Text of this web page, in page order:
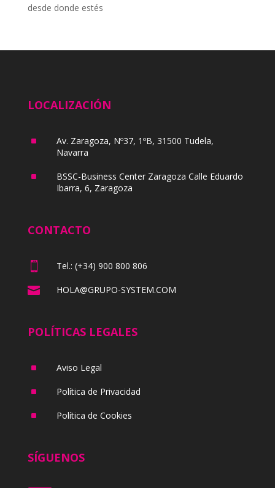
desde donde estés
LOCALIZACIÓN
^
Av. Zaragoza, Nº37, 1ºB, 31500 Tudela,
Navarra
^
BSSC-Business Center Zaragoza Calle Eduardo
Ibarra, 6, Zaragoza
CONTACTO
 Tel.: (+34) 900 800 806
 HOLA@GRUPO-SYSTEM.COM
POLÍTICAS LEGALES
^ Aviso Legal
^ Política de Privacidad
^ Política de Cookies
SÍGUENOS